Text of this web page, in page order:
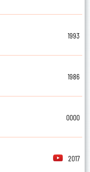
1993
1986
0000
2017